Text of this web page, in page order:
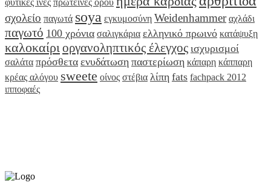
φυτικές ίνες πρωτεΐνες ορού
σχολείο παγωτά soya εγκυμοσύνη Weidenhammer αχλάδι
παγωτό 100 χρόνια σαλιγκάρια ελληνικό πρωινό κατάψυξη
καλοκαίριοργανοληπτικός έλεγχος ισχυρισμοί
σαλάτα πρόσθετα ενυδάτωση παστερίωση κάπαρη κάππαρη
κρέας αλόγου sweete οίνος στέβια λίπη fats fachpack 2012
ιπποφαές